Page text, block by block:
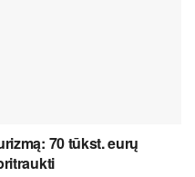
70 tūkst. eurų